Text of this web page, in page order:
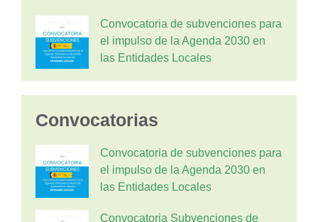
Convocatoria de subvenciones para
el impulso de la Agenda 2030 en
las Entidades Locales
Convocatorias
Convocatoria de subvenciones para
el impulso de la Agenda 2030 en
las Entidades Locales
Convocatoria Subvenciones de